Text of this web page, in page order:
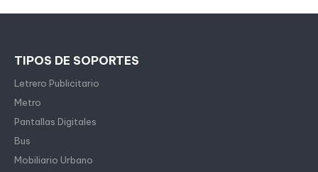
TIPOS DE SOPORTES
Letrero Publicitario
Metro
Pantallas Digitales
Bus
Mobiliario Urbano